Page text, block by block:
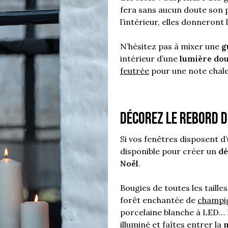
fera sans aucun doute son
l’intérieur, elles
N’hésitez pas à mixer une
intérieur d’une lumière
feutrée pour une note
Décorez le rebord
Si vos fenêtres disposent
disponible pour créer un
Noël.
Bougies de toutes les
forêt enchantée de
porcelaine blanche à
illuminé et faîtes entrer la